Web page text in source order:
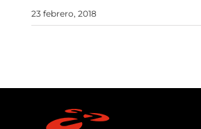
23 febrero, 2018